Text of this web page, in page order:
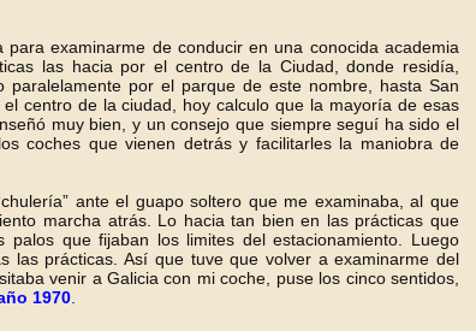
examinarme de conducir en una conocida academia
las hacia por el centro de la Ciudad, donde residía,
paralelamente por el parque de este nombre, hasta San
centro de la ciudad, hoy calculo que la mayoría de esas
muy bien, y un consejo que siempre seguí ha sido el
coches que vienen detrás y facilitarles la maniobra de
ante el guapo soltero que me examinaba, al que
marcha atrás. Lo hacia tan bien en las prácticas que
que fijaban los limites del estacionamiento. Luego
las prácticas. Así que tuve que volver a examinarme del
venir a Galicia con mi coche, puse los cinco sentidos,
1970